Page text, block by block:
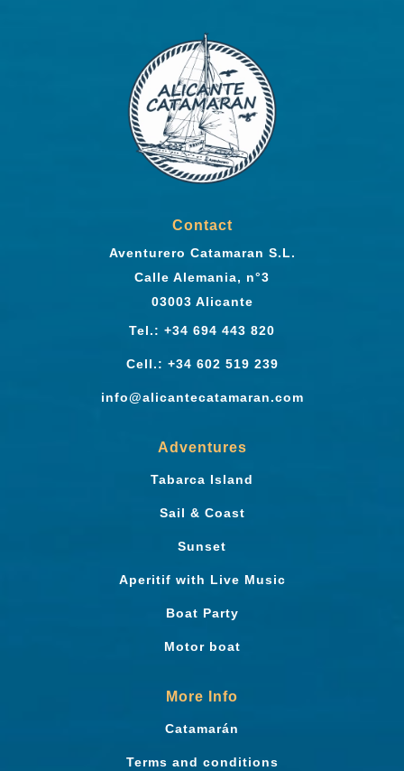
Contact
Aventurero Catamaran S.L.
Calle Alemania, n°3
03003 Alicante
Tel.: +34 694 443 820
Cell.: +34 602 519 239
info@alicantecatamaran.com
Adventures
Tabarca Island
Sail & Coast
Sunset
Aperitif with Live Music
Boat Party
Motor boat
More Info
Catamarán
Terms and conditions